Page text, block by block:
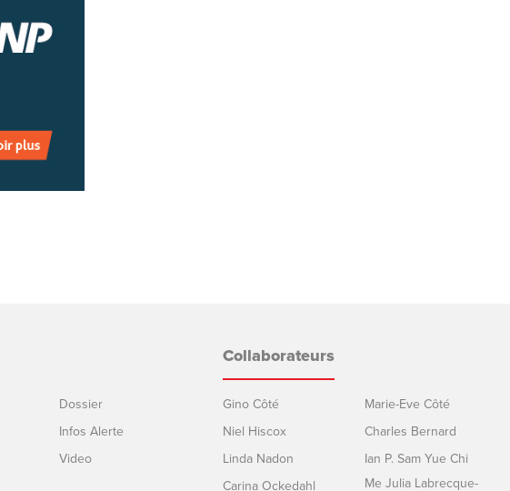
Dossier
Infos Alerte
Video
Collaborateurs
Gino Côté
Niel Hiscox
Linda Nadon
Carina Ockedahl
Marie-Eve Côté
Charles Bernard
Ian P. Sam Yue Chi
Me Julia Labrecque-